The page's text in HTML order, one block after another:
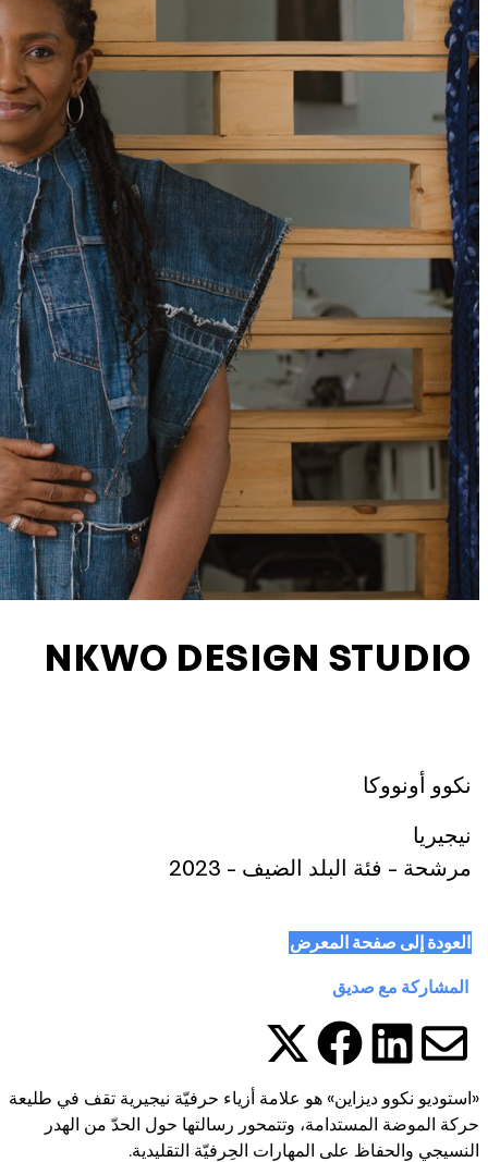
NKWO DESIGN STUDIO
نكوو أونووكا
نيجيريا
مرشحة - فئة البلد الضيف - 2023
العودة إلى صفحة المعرض
المشاركة مع صديق
شارك هذه الصفحة
شارك هذه الصفحة
شارك هذه
شارك هذه
«استوديو نكوو ديزاين» هو علامة أزياء حرفيّة نيجيرية تقف في طليعة
حركة الموضة المستدامة، وتتمحور رسالتها حول الحدّ من الهدر
النسيجي والحفاظ على المهارات الحِرفيّة التقليدية.
تعرف على الفعاليات التي تقام في متاحف قطر
ملفات تعريف الارتباط الإعلانية
تتيح لنا هذه الملفات عرض إعلانات متوافقة مع اهتماماتك على
مواقع الويب والتطبيقات التابعة لجهات خارجية.، مثل فيسبوك
وإنستغرام. وقد نربط هذه البيانات عبر مختلف الأجهزة التي
تستخدمها، كما تساعد في معالجة البيانات المتعلقة بالإعلانات.
ويستخدم هذا لقياس أداء الإعلانات وإتاحة فوترتها.
يمكن أن يؤدي إيقاف تشغيل بعض هذه الملفات إلى توقف
الوظائف ذات الصلة عن العمل بشكل صحيح. يمكنك تغيير
تفضيلاتك في أي وقت
اعرف المزيد
موافقة حفظ الإعدادات